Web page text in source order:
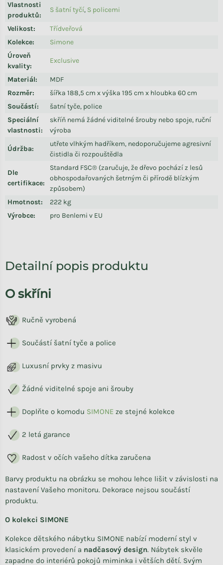
Vlastnosti
produktů:
S šatní tyčí, S policemi
Velikost:
Třídveřová
Kolekce:
Simone
Úroveň
kvality:
Exclusive
Materiál:
MDF
Rozměr:
šířka 188,5 cm x výška 195 cm x hloubka 60 cm
Součástí:
šatní tyče, police
Speciální
vlastnosti:
skříň nemá žádné viditelné šrouby nebo spoje, ruční
výroba
Údržba:
utřete vlhkým hadříkem, nedoporučujeme agresivní
čistidla či rozpouštědla
Dle
certifikace:
Standard FSC® (zaručuje, že dřevo pochází z lesů
obhospodařovaných šetrným či přírodě blízkým
způsobem)
Hmotnost:
222 kg
Výrobce: pro Benlemi v EU
Detailní popis produktu
O skříni
Ručně vyrobená
Součástí šatní tyče a police
Luxusní prvky z masivu
Žádné viditelné spoje ani šrouby
Doplňte o komodu SIMONE ze stejné kolekce
2 letá garance
Radost v očích vašeho dítka zaručena
Barvy produktu na obrázku se mohou lehce lišit v závislosti na
nastavení Vašeho monitoru. Dekorace nejsou součástí
produktu.
O kolekci SIMONE
Kolekce dětského nábytku SIMONE nabízí moderní styl v
klasickém provedení a nadčasový design. Nábytek skvěle
zapadne do interiérů pokojů miminka i větších dětí. Svým